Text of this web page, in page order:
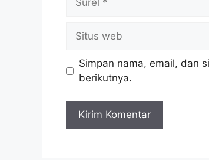
Situs
web
Simpan nama, email, dan
berikutnya.